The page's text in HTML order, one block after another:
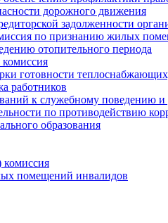
дорожного движения
задолженности
по признанию жилых
отопительного периода
комиссия
готовности
работников
к служебному поведению
по противодействию
образования
комиссия
помещений инвалидов